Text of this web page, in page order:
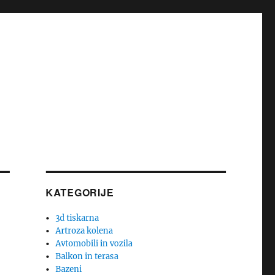
KATEGORIJE
3d tiskarna
Artroza kolena
Avtomobili in vozila
Balkon in terasa
Bazeni